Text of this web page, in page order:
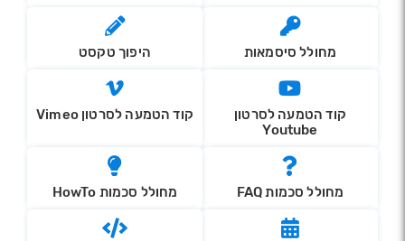
מחולל סיסמאות היפוך טקסט
קוד הטמעה לסרטון
Youtube
קוד הטמעה לסרטון Vimeo
מחולל סכמות FAQ מחולל סכמות HowTo